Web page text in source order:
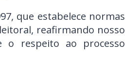
que estabelece normas
reafirmando nosso
o respeito ao processo